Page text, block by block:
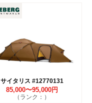
サイタリス #12770131
85,000〜95,000円
（ランク：）